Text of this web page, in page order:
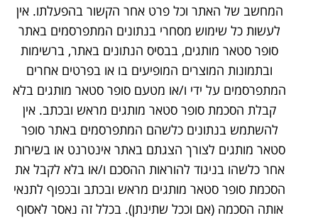
המחשב של האתר וכל פרט אחר הקשור בהפעלתו. אין
לעשות כל שימוש מסחרי בנתונים המתפרסמים באתר
סופר סטאר מותגים, בבסיס הנתונים באתר, ברשימות
ובתמונות המוצרים המופיעים בו או בפרטים אחרים
המתפרסמים על ידי ו/או מטעם סופר סטאר מותגים בלא
קבלת הסכמת סופר סטאר מותגים מראש ובכתב. אין
להשתמש בנתונים כלשהם המתפרסמים באתר סופר
סטאר מותגים לצורך הצגתם באתר אינטרנט או בשירות
אחר כלשהו בניגוד להוראות ההסכם ו/או בלא לקבל את
הסכמת סופר סטאר מותגים מראש ובכתב ובכפוף לתנאי
אותה הסכמה (אם וככל שתינתן). בכלל זה נאסר לאסוף